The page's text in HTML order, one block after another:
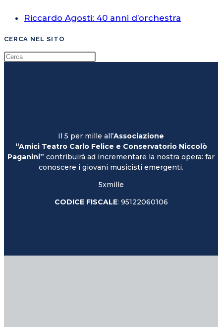
Riccardo Agosti: 40 anni d’orchestra
CERCA NEL SITO
Il 5 per mille all’Associazione
“Amici Teatro Carlo Felice e Conservatorio Niccolò
Paganini” contribuirà ad incrementare la nostra opera: far
conoscere i giovani musicisti emergenti.
5xmille
CODICE FISCALE: 95122060106